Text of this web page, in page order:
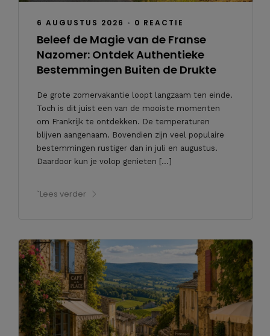
6 AUGUSTUS 2026 • 0 REACTIE
Beleef de Magie van de Franse
Nazomer: Ontdek Authentieke
Bestemmingen Buiten de Drukte
De grote zomervakantie loopt langzaam ten einde.
Toch is dit juist een van de mooiste momenten
om Frankrijk te ontdekken. De temperaturen
blijven aangenaam. Bovendien zijn veel populaire
bestemmingen rustiger dan in juli en augustus.
Daardoor kun je volop genieten […]
`Lees verder